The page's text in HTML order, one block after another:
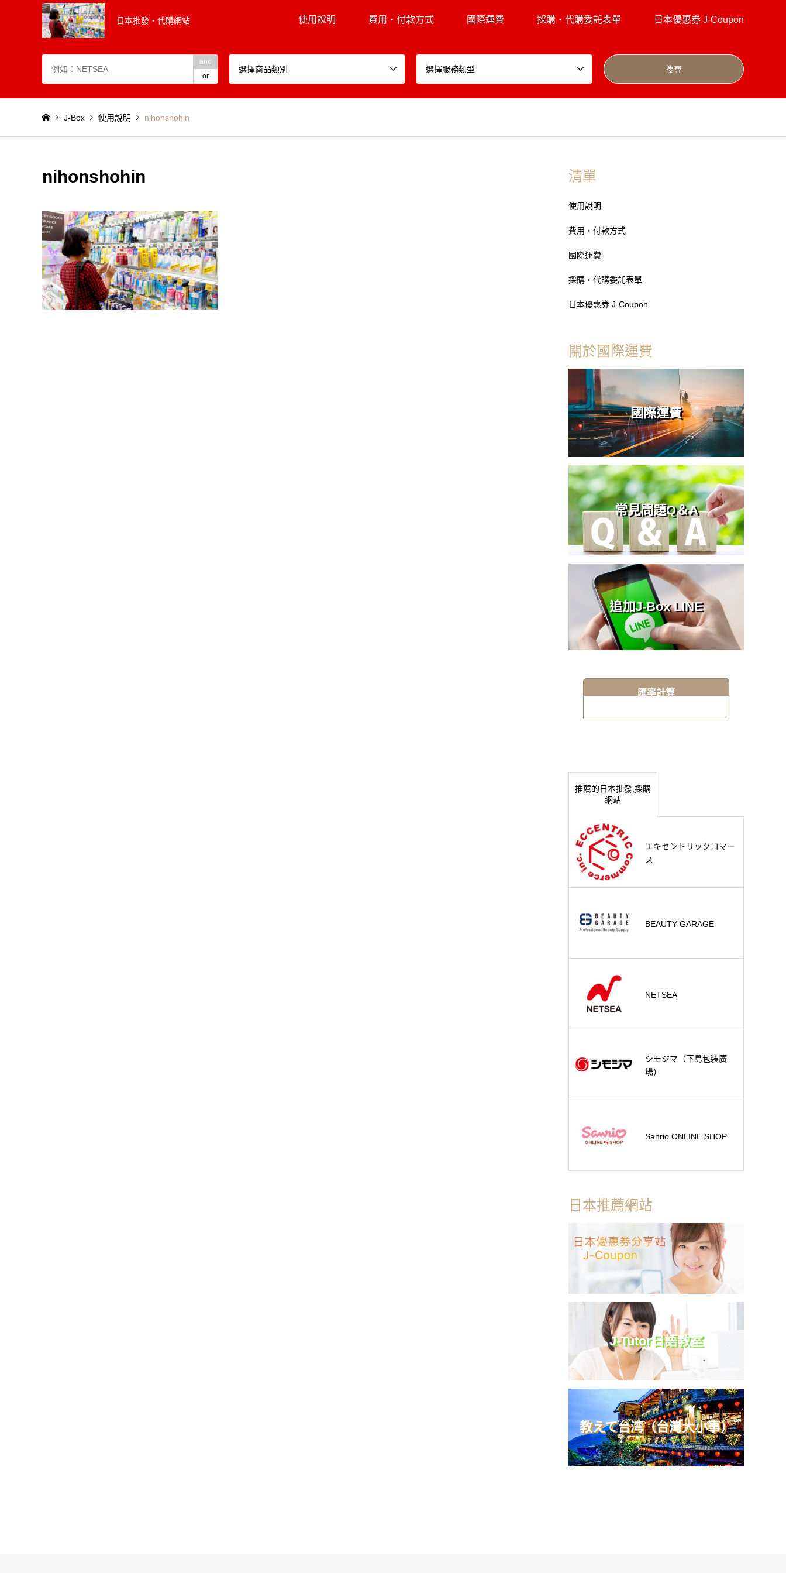
日本批發・代購網站 使用說明 費用・付款方式 國際運費 採購・代購委託表單 日本優惠券 J-Coupon
and
or
選擇商品類別 選擇服務類型
J-Box 使用說明 nihonshohin
nihonshohin 清單
使用說明
費用・付款方式
國際運費
採購・代購委託表單
日本優惠券 J-Coupon
關於國際運費
國際運費
常見問題Q＆A
追加J-Box LINE
匯率計算
推薦的日本批發,採購
網站
エキセントリックコマー
ス
BEAUTY GARAGE
NETSEA
シモジマ（下島包装廣
場）
Sanrio ONLINE SHOP
日本推薦網站
J-Tutor日語教室
教えて台湾（台灣大小事）